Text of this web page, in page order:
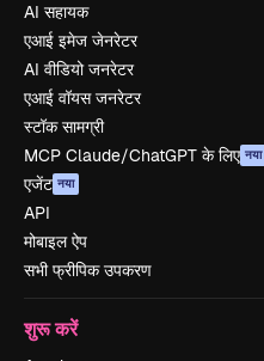
AI सहायक
एआई इमेज जेनरेटर
AI वीडियो जनरेटर
एआई वॉयस जनरेटर
स्टॉक सामग्री
MCP Claude/ChatGPT के लिए नया
एजेंट नया
API
मोबाइल ऐप
सभी फ्रीपिक उपकरण
शुरू करें